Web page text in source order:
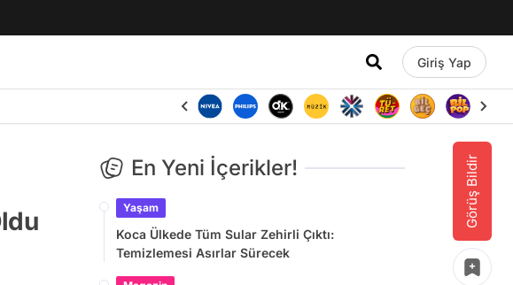
Giriş Yap
Görüş Bildir
En Yeni İçerikler!
Yaşam
Koca Ülkede Tüm Sular Zehirli Çıktı:
Temizlemesi Asırlar Sürecek